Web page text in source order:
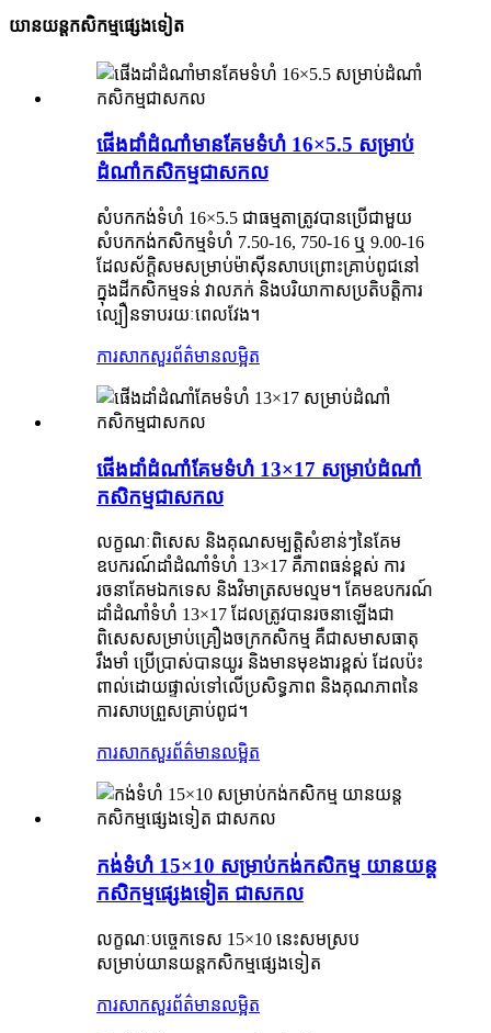
យានយន្តកសិកម្មផ្សេងទៀត
ផើងដាំដំណាំ​មាន​គែម​ទំហំ 16×5.5 សម្រាប់​
ដំណាំ​កសិកម្ម​ជា​សកល
សំបកកង់ទំហំ 16×5.5 ជាធម្មតាត្រូវបានប្រើជាមួយ
សំបកកង់កសិកម្មទំហំ 7.50-16, 750-16 ឬ 9.00-16
ដែលស័ក្តិសមសម្រាប់ម៉ាស៊ីនសាបព្រោះគ្រាប់ពូជនៅ
ក្នុងដីកសិកម្មទន់ វាលភក់ និងបរិយាកាសប្រតិបត្តិការ
ល្បឿនទាបរយៈពេលវែង។
ការសាកសួរព័ត៌មានលម្អិត
ផើងដាំដំណាំ​គែម​ទំហំ 13×17 សម្រាប់​ដំណាំ​
កសិកម្ម​ជា​សកល
លក្ខណៈពិសេស និងគុណសម្បត្តិសំខាន់ៗនៃគែម​
ឧបករណ៍​ដាំ​ដំណាំ​ទំហំ 13×17 គឺភាពធន់ខ្ពស់ ការ
រចនាគែម​ឯកទេស និងវិមាត្រ​សមល្មម។ គែម​ឧបករណ៍​
ដាំ​ដំណាំ​ទំហំ 13×17 ដែល​ត្រូវ​បាន​រចនា​ឡើង​ជា
ពិសេស​សម្រាប់​គ្រឿងចក្រ​កសិកម្ម គឺជា​សមាសធាតុ​
រឹងមាំ ប្រើប្រាស់បានយូរ និងមានមុខងារខ្ពស់ ដែលប៉ះ
ពាល់ដោយផ្ទាល់ទៅលើប្រសិទ្ធភាព និងគុណភាពនៃ
ការសាបព្រួសគ្រាប់ពូជ។
ការសាកសួរព័ត៌មានលម្អិត
កង់ទំហំ 15×10 សម្រាប់កង់កសិកម្ម យានយន្ត
កសិកម្មផ្សេងទៀត ជាសកល
លក្ខណៈបច្ចេកទេស 15×10 នេះសមស្រប
សម្រាប់យានយន្តកសិកម្មផ្សេងទៀត
ការសាកសួរព័ត៌មានលម្អិត